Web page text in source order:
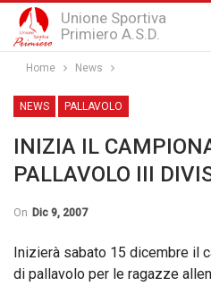
Unione Sportiva
Primiero A.S.D.
Home News
NEWS PALLAVOLO
INIZIA IL
PALLAVOLO III
On Dic 9, 2007
Inizierà sabato 15 dicembre il
di pallavolo per le ragazze